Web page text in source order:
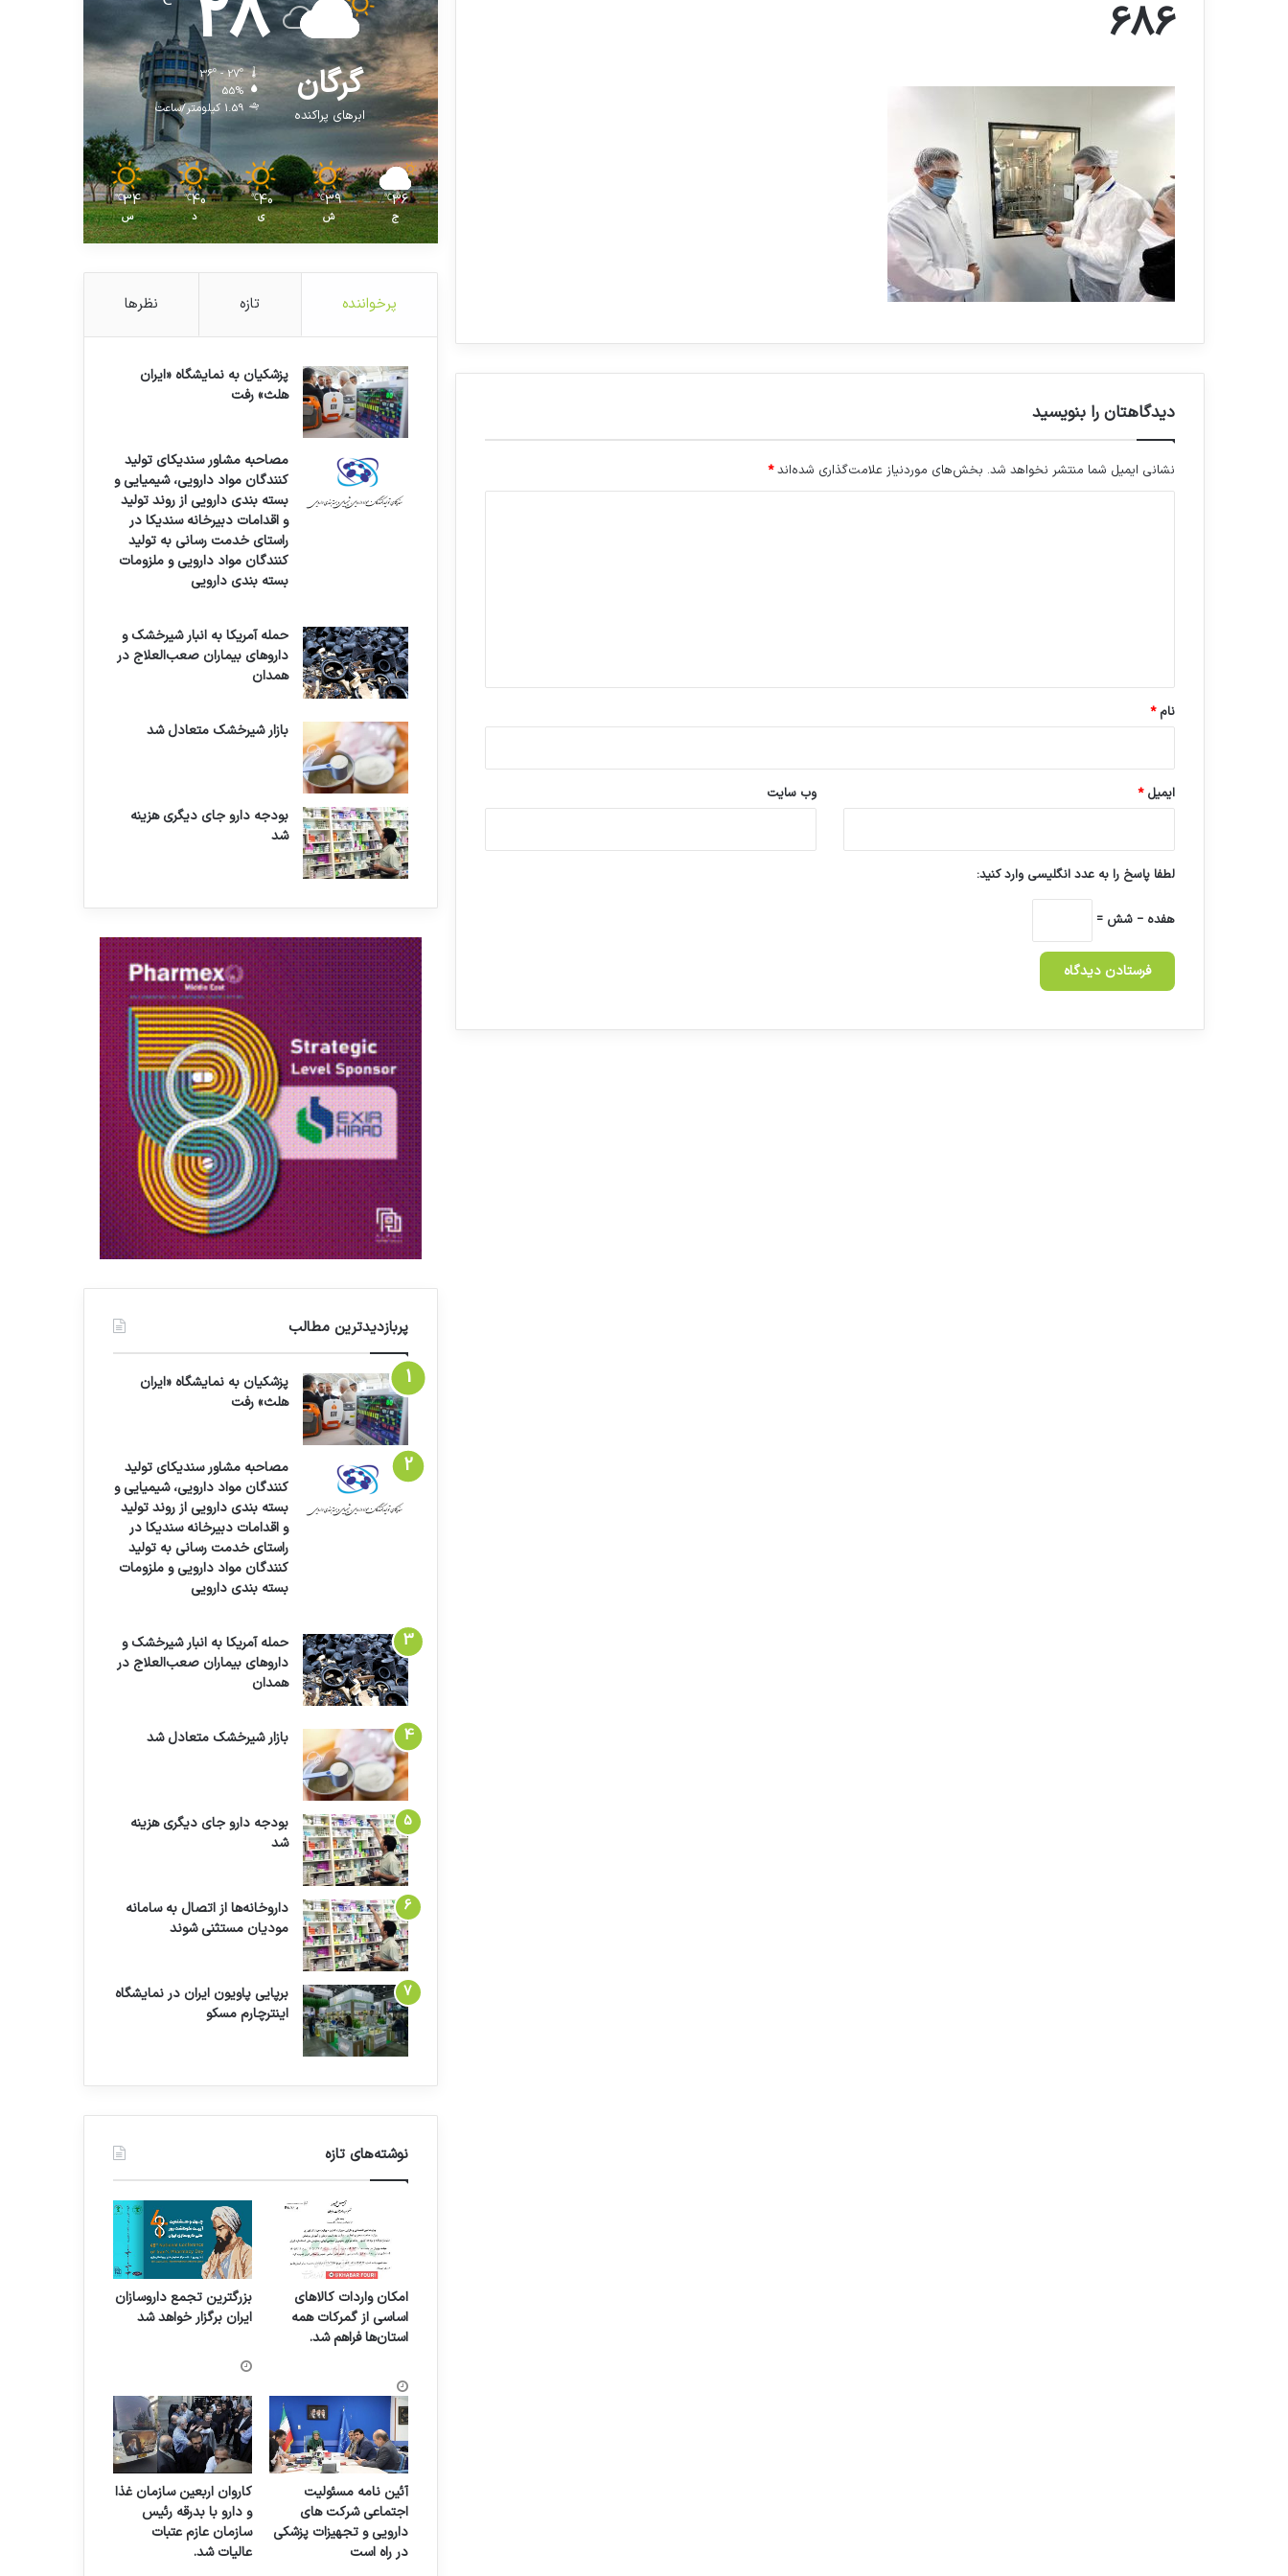
686
دیدگاهتان را بنویسید
نشانی ایمیل شما منتشر نخواهد شد. بخش‌های موردنیاز علامت‌گذاری شده‌اند*
نام*
ایمیل* وب‌ سایت
لطفا پاسخ را به عدد انگلیسی وارد کنید:
هفده − شش =
گرگان
ابرهای پراکنده
36º - 27º
55%
1.59 کیلومتر/ساعت
36
℃
ج
39
℃
ش
40
℃
ی
40
℃
د
34
℃
س
پرخواننده تازه نظرها
پزشکیان به نمایشگاه «ایران
هلث» رفت
مصاحبه مشاور سندیکای تولید
کنندگان مواد دارویی، شیمیایی و
بسته بندی دارویی از روند تولید
و اقدامات دبیرخانه سندیکا در
راستای خدمت رسانی به تولید
کنندگان مواد دارویی و ملزومات
بسته بندی دارویی
حمله آمریکا به انبار شیرخشک و
داروهای بیماران صعب‌العلاج در
همدان
بازار شیرخشک متعادل شد
بودجه دارو جای دیگری هزینه
شد
پربازدیدترین مطالب
پزشکیان به نمایشگاه «ایران
هلث» رفت
مصاحبه مشاور سندیکای تولید
کنندگان مواد دارویی، شیمیایی و
بسته بندی دارویی از روند تولید
و اقدامات دبیرخانه سندیکا در
راستای خدمت رسانی به تولید
کنندگان مواد دارویی و ملزومات
بسته بندی دارویی
حمله آمریکا به انبار شیرخشک و
داروهای بیماران صعب‌العلاج در
همدان
بازار شیرخشک متعادل شد
بودجه دارو جای دیگری هزینه
شد
داروخانه‌ها از اتصال به سامانه
مودیان مستثنی شوند
برپایی پاویون ایران در نمایشگاه
اینترچارم مسکو
نوشته‌های تازه
امکان واردات کالاهای
اساسی از گمرکات همه
استان‌ها فراهم شد.
بزرگترین تجمع داروسازان
ایران برگزار خواهد شد
آئین نامه مسئولیت
اجتماعی شرکت های
دارویی و تجهیزات پزشکی
در راه است
کاروان اربعین سازمان غذا
و دارو با بدرقه رئیس
سازمان عازم عتبات
عالیات شد.